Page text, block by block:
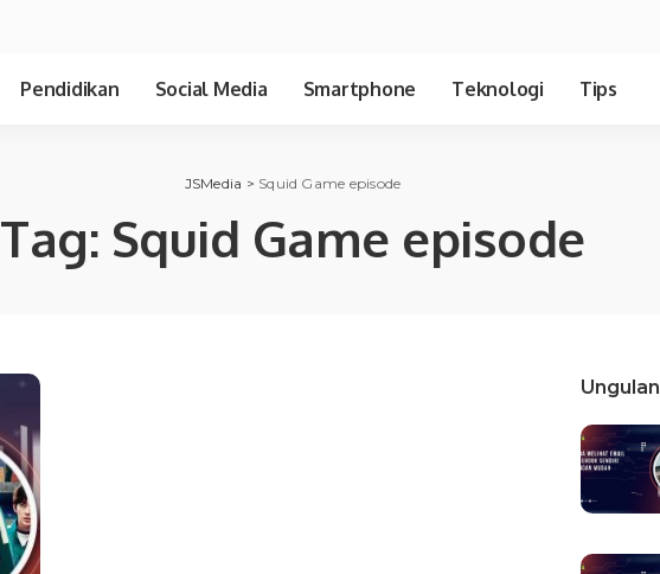
Pendidikan Social Media Smartphone Teknologi Tips
JSMedia > Squid Game episode
Tag: Squid Game episode
Ungulan